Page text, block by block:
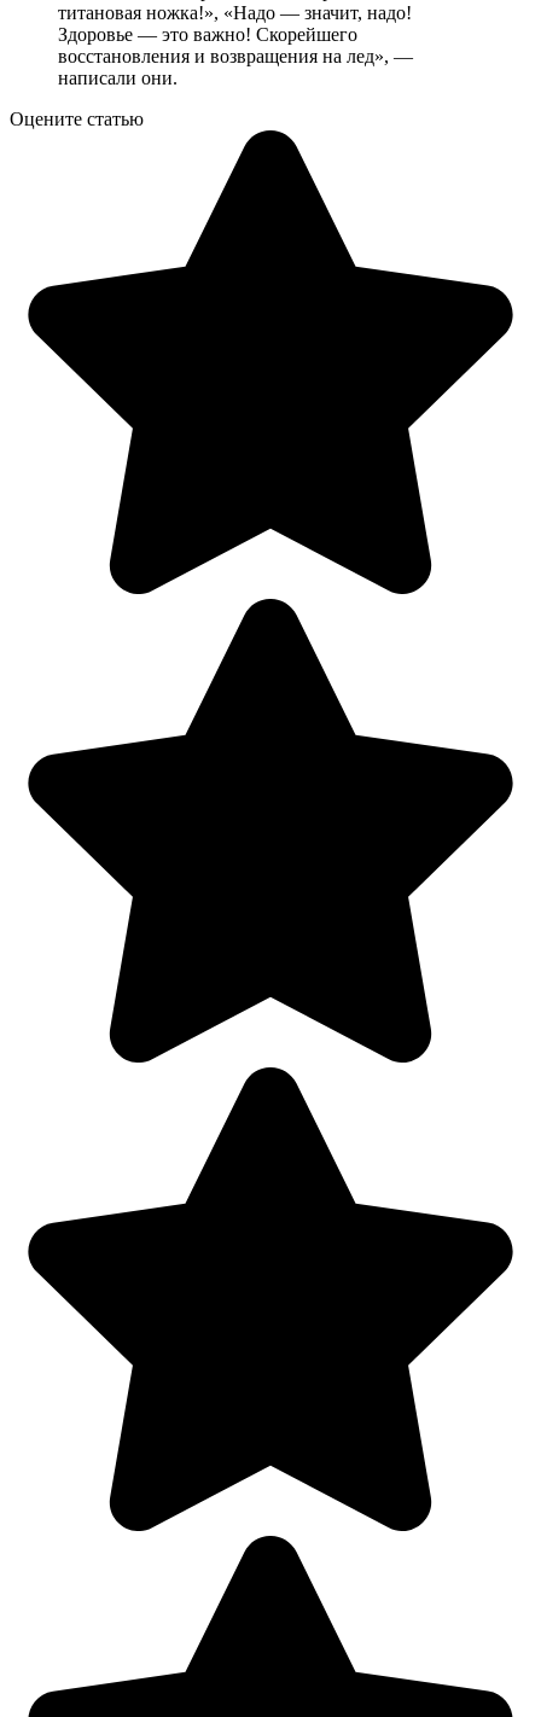
титановая ножка!», «Надо — значит, надо!
Здоровье — это важно! Скорейшего
восстановления и возвращения на лед», —
написали они.
Оцените статью